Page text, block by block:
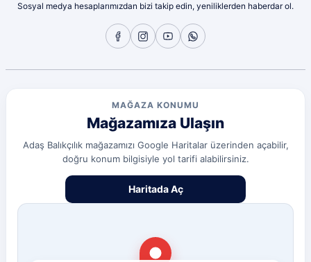
Sorunsuz
olcay tunçeli | 10/07/2026
Deneyimini Paylaş Diğer yorumları göster
Sosyal medya hesaplarımızdan bizi takip edin, yeniliklerden haberdar ol.
MAĞAZA KONUMU
Mağazamıza Ulaşın
Adaş Balıkçılık mağazamızı Google Haritalar üzerinden açabilir,
doğru konum bilgisiyle yol tarifi alabilirsiniz.
Haritada Aç